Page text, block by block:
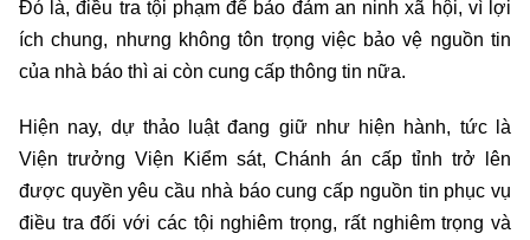
Đó là, điều tra tội phạm để bảo đảm an ninh xã hội, vì lợi
ích chung, nhưng không tôn trọng việc bảo vệ nguồn tin
của nhà báo thì ai còn cung cấp thông tin nữa.
Hiện nay, dự thảo luật đang giữ như hiện hành, tức là
Viện trưởng Viện Kiểm sát, Chánh án cấp tỉnh trở lên
được quyền yêu cầu nhà báo cung cấp nguồn tin phục vụ
điều tra đối với các tội nghiêm trọng, rất nghiêm trọng và